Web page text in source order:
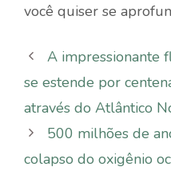
você quiser se
A impressionante
se estende por
através do Atlântico
500 milhões de
colapso do oxigênio